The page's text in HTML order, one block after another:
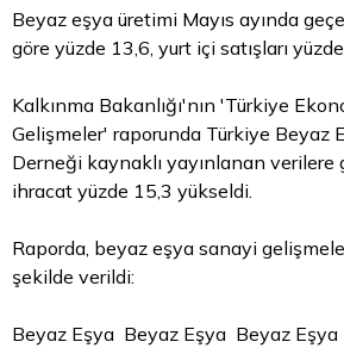
Beyaz eşya üretimi Mayıs ayında
göre yüzde 13,6, yurt içi satışları
Kalkınma Bakanlığı'nın 'Türkiye
Gelişmeler' raporunda Türkiye Beyaz
Derneği kaynaklı yayınlanan verilere
ihracat yüzde 15,3 yükseldi.
Raporda, beyaz eşya sanayi
şekilde verildi:
Beyaz Eşya Beyaz Eşya Beyaz Eşya